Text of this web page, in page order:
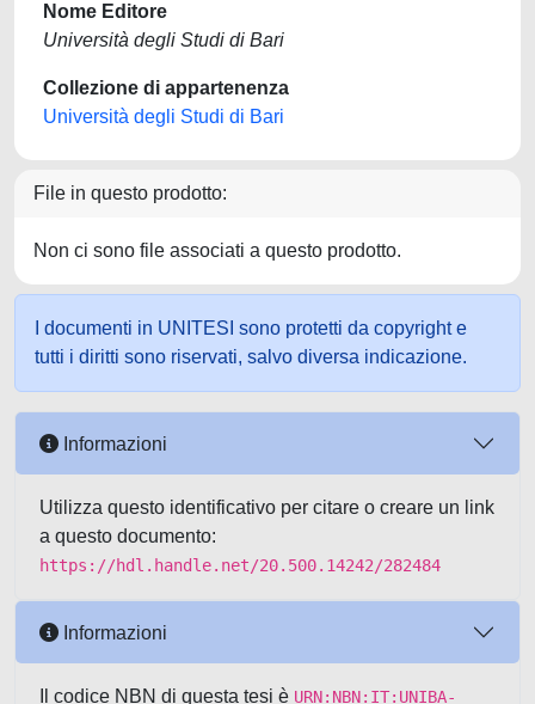
Nome Editore
Università degli Studi di Bari
Collezione di appartenenza
Università degli Studi di Bari
File in questo prodotto:
Non ci sono file associati a questo prodotto.
I documenti in UNITESI sono protetti da copyright e
tutti i diritti sono riservati, salvo diversa indicazione.
Informazioni
Utilizza questo identificativo per citare o creare un link
a questo documento:
https://hdl.handle.net/20.500.14242/282484
Informazioni
Il codice NBN di questa tesi è URN:NBN:IT:UNIBA-